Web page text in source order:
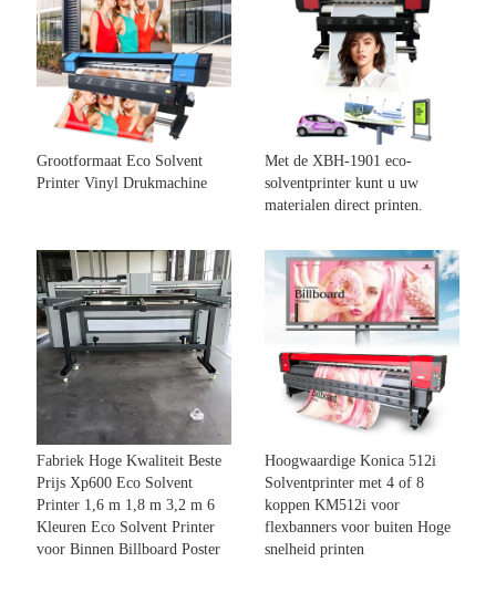
Grootformaat Eco Solvent
Printer Vinyl Drukmachine
Met de XBH-1901 eco-
solventprinter kunt u uw
materialen direct printen.
Fabriek Hoge Kwaliteit Beste
Prijs Xp600 Eco Solvent
Printer 1,6 m 1,8 m 3,2 m 6
Kleuren Eco Solvent Printer
voor Binnen Billboard Poster
Hoogwaardige Konica 512i
Solventprinter met 4 of 8
koppen KM512i voor
flexbanners voor buiten Hoge
snelheid printen